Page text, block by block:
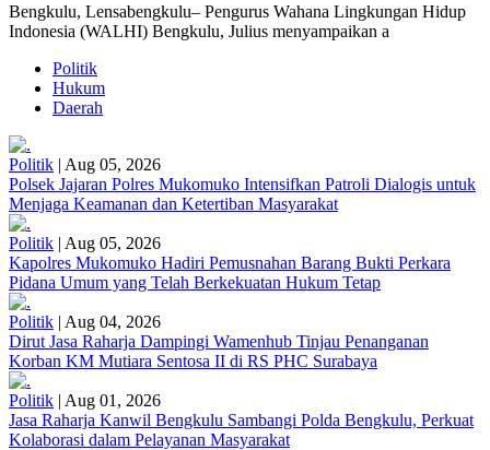
Bengkulu, Lensabengkulu– Pengurus Wahana Lingkungan Hidup
Indonesia (WALHI) Bengkulu, Julius menyampaikan a
Politik
Hukum
Daerah
Politik | Aug 05, 2026
Polsek Jajaran Polres Mukomuko Intensifkan Patroli Dialogis untuk
Menjaga Keamanan dan Ketertiban Masyarakat
Politik | Aug 05, 2026
Kapolres Mukomuko Hadiri Pemusnahan Barang Bukti Perkara
Pidana Umum yang Telah Berkekuatan Hukum Tetap
Politik | Aug 04, 2026
Dirut Jasa Raharja Dampingi Wamenhub Tinjau Penanganan
Korban KM Mutiara Sentosa II di RS PHC Surabaya
Politik | Aug 01, 2026
Jasa Raharja Kanwil Bengkulu Sambangi Polda Bengkulu, Perkuat
Kolaborasi dalam Pelayanan Masyarakat